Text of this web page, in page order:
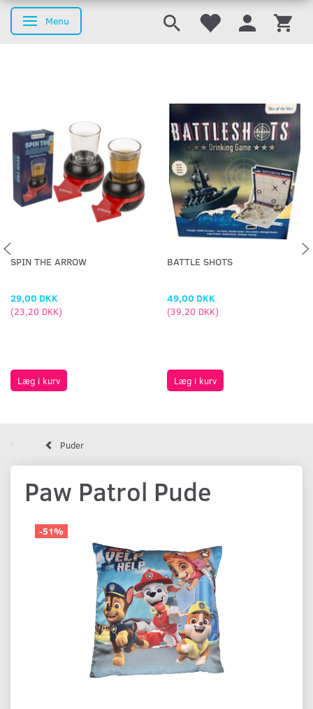
Skifte navigation
Menu
SPIN THE ARROW
29,00 DKK
(23,20 DKK)
Læg i kurv
BATTLE SHOTS
49,00 DKK
(39,20 DKK)
Læg i kurv
Puder
Paw Patrol Pude
-51%